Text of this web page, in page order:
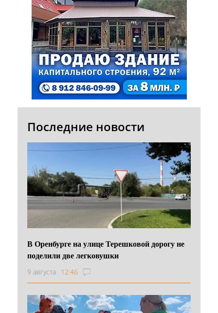
Последние новости
В Оренбурге на улице Терешковой дорогу не
поделили две легковушки
9 августа 12:46